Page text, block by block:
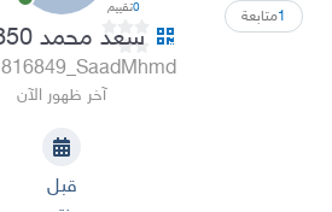
1متابعة 0تقييم
سعد محمد 8850
آخر ظهور الآن
قبل